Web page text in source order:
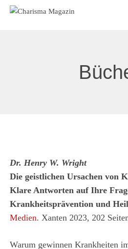
Zum
Dr. Henry W. Wright
Die geistlichen Ursachen von
Klare Antworten auf Ihre
Krankheitsprävention und
Medien. Xanten 2023, 202
Warum gewinnen Krankheiten